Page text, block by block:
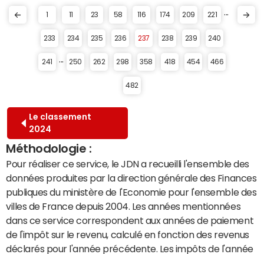
1 11 23 58 116 174 209 221
233 234 235 236 237 238 239 240
241 250 262 298 358 418 454 466
482
Le classement
2024
Méthodologie :
Pour réaliser ce service, le JDN a recueilli l'ensemble des
données produites par la direction générale des Finances
publiques du ministère de l'Economie pour l'ensemble des
villes de France depuis 2004. Les années mentionnées
dans ce service correspondent aux années de paiement
de l'impôt sur le revenu, calculé en fonction des revenus
déclarés pour l'année précédente. Les impôts de l'année